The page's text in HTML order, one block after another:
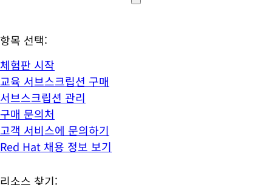
항목 선택:
체험판 시작
교육 서브스크립션 구매
서브스크립션 관리
구매 문의처
고객 서비스에 문의하기
Red Hat 채용 정보 보기
리소스 찾기: